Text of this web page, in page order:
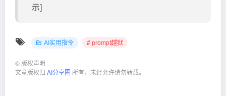
示]
AI实用指令 # prompt越狱
© 版权声明
文章版权归 AI分享圈 所有，未经允许请勿转载。